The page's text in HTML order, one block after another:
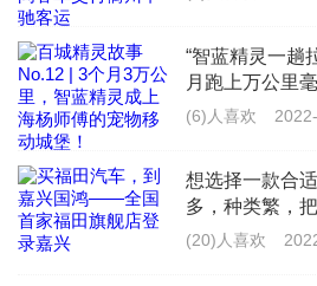
本次交付衢州丰驰客运的欧辉
一款以欧洲标准打造的、定位于
的高品质客车，具备客容量大、
景区旅
“智蓝精灵一趟
月跑上万公里
是&lsquo;能跑
(6)人喜欢
想选择一款合
多，种类繁，
商用车领军品
(20)人喜欢